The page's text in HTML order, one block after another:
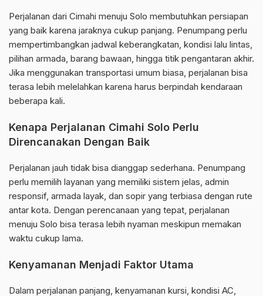
Perjalanan dari Cimahi menuju Solo membutuhkan persiapan
yang baik karena jaraknya cukup panjang. Penumpang perlu
mempertimbangkan jadwal keberangkatan, kondisi lalu lintas,
pilihan armada, barang bawaan, hingga titik pengantaran akhir.
Jika menggunakan transportasi umum biasa, perjalanan bisa
terasa lebih melelahkan karena harus berpindah kendaraan
beberapa kali.
Kenapa Perjalanan Cimahi Solo Perlu
Direncanakan Dengan Baik
Perjalanan jauh tidak bisa dianggap sederhana. Penumpang
perlu memilih layanan yang memiliki sistem jelas, admin
responsif, armada layak, dan sopir yang terbiasa dengan rute
antar kota. Dengan perencanaan yang tepat, perjalanan
menuju Solo bisa terasa lebih nyaman meskipun memakan
waktu cukup lama.
Kenyamanan Menjadi Faktor Utama
Dalam perjalanan panjang, kenyamanan kursi, kondisi AC,